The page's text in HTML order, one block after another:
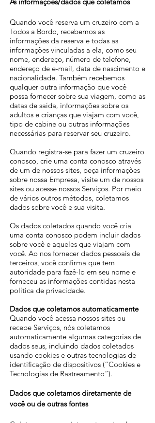
Quando você reserva um cruzeiro com a
Todos a Bordo, recebemos as
informações da reserva e todas as
informações vinculadas a ela, como seu
nome, endereço, número de telefone,
endereço de e-mail, data de nascimento e
nacionalidade. Também recebemos
qualquer outra informação que você
possa fornecer sobre sua viagem, como as
datas de saída, informações sobre os
adultos e crianças que viajam com você,
tipo de cabine ou outras informações
necessárias para reservar seu cruzeiro.
Quando registra-se para fazer um cruzeiro
conosco, crie uma conta conosco através
de um de nossos sites, peça informações
sobre nossa Empresa, visite um de nossos
sites ou acesse nossos Serviços. Por meio
de vários outros métodos, coletamos
dados sobre você e sua visita.
Os dados coletados quando você cria
uma conta conosco podem incluir dados
sobre você e aqueles que viajam com
você. Ao nos fornecer dados pessoais de
terceiros, você confirma que tem
autoridade para fazê-lo em seu nome e
forneceu as informações contidas nesta
política de privacidade.
Dados que coletamos automaticamente
Quando você acessa nossos sites ou
recebe Serviços, nós coletamos
automaticamente algumas categorias de
dados seus, incluindo dados coletados
usando cookies e outras tecnologias de
identificação de dispositivos (“Cookies e
Tecnologias de Rastreamento”).
Dados que coletamos diretamente de
você ou de outras fontes